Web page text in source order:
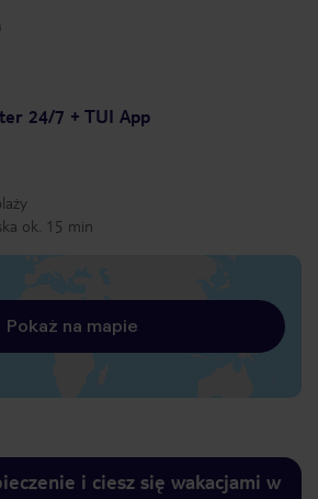
24/7 + TUI App
ok. 15 min
Pokaż na mapie
i ciesz się wakacjami w